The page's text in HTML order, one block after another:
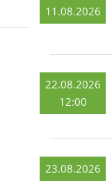
11.08.2026
22.08.2026
12:00
23.08.2026